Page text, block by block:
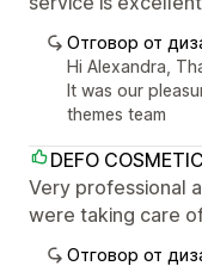
Отговор от
Hi Alexandra,
It was our
themes team
DEFO
Very professional
were taking care
Отговор от